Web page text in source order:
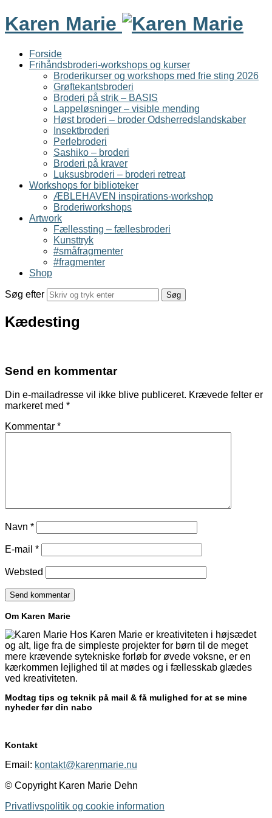
Karen Marie
Forside
Frihåndsbroderi-workshops og kurser
Broderikurser og workshops med frie sting 2026
Grøftekantsbroderi
Broderi på strik – BASIS
Lappeløsninger – visible mending
Høst broderi – broder Odsherredslandskaber
Insektbroderi
Perlebroderi
Sashiko – broderi
Broderi på kraver
Luksusbroderi – broderi retreat
Workshops for biblioteker
ÆBLEHAVEN inspirations-workshop
Broderiworkshops
Artwork
Fællessting – fællesbroderi
Kunsttryk
#småfragmenter
#fragmenter
Shop
Søg efter
Kædesting
Send en kommentar
Din e-mailadresse vil ikke blive publiceret. Krævede felter er
markeret med *
Kommentar *
Navn *
E-mail *
Websted
Om Karen Marie
Hos Karen Marie er kreativiteten i højsædet
og alt, lige fra de simpleste projekter for børn til de meget
mere krævende sytekniske forløb for øvede voksne, er en
kærkommen lejlighed til at mødes og i fællesskab glædes
ved kreativiteten.
Modtag tips og teknik på mail & få mulighed for at se mine
nyheder før din nabo
Kontakt
Email: kontakt@karenmarie.nu
© Copyright Karen Marie Dehn
Privatlivspolitik og cookie information